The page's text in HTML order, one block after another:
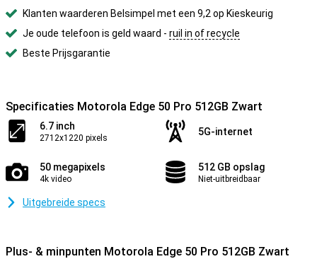
Klanten waarderen Belsimpel met een 9,2 op Kieskeurig
Je oude telefoon is geld waard - ruil in of recycle
Beste Prijsgarantie
Specificaties Motorola Edge 50 Pro 512GB Zwart
6.7 inch
2712x1220 pixels
5G-internet
50 megapixels
4k video
512 GB opslag
Niet-uitbreidbaar
Uitgebreide specs
Plus- & minpunten Motorola Edge 50 Pro 512GB Zwart